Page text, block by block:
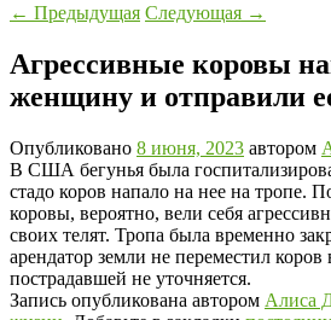
← Предыдущая Следующая →
Агрессивные коровы
женщину и отправили
Опубликовано 8 июня, 2023 автором
В США бегунья была
стадо коров напало на нее на тропе.
коровы, вероятно, вели себя
своих телят. Тропа была временно
арендатор земли не переместил коров
пострадавшей не уточняется.
Запись опубликована автором Алиса